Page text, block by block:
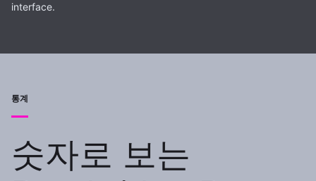
interface.
통계
숫자로 보는